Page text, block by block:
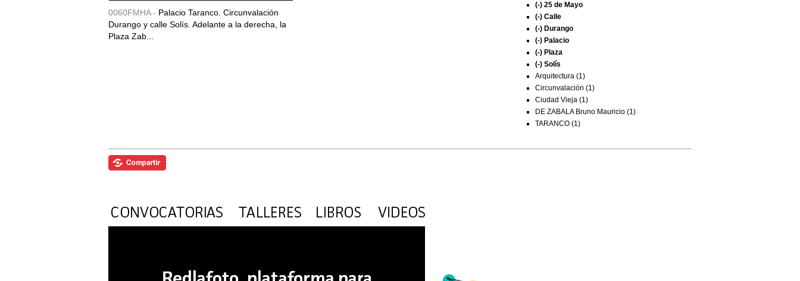
0060FMHA - Palacio Taranco. Circunvalación
Durango y calle Solís. Adelante a la derecha, la
Plaza Zab...
(-) 25 de Mayo
(-) Calle
(-) Durango
(-) Palacio
(-) Plaza
(-) Solís
Arquitectura (1)
Circunvalación (1)
Ciudad Vieja (1)
DE ZABALA Bruno Mauricio (1)
TARANCO (1)